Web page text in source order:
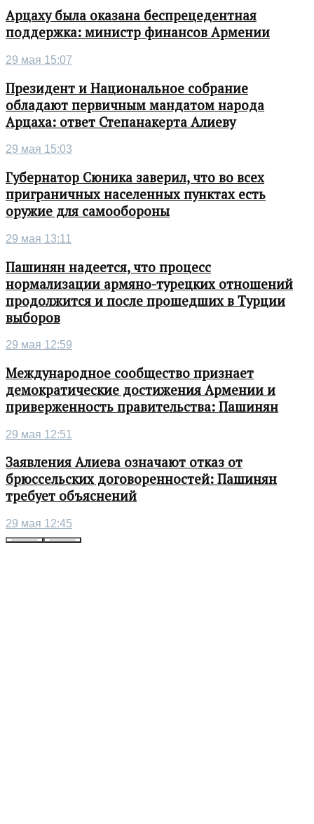
Арцаху была оказана беспрецедентная
поддержка: министр финансов Армении
29 мая 15:07
Президент и Национальное собрание
обладают первичным мандатом народа
Арцаха: ответ Степанакерта Алиеву
29 мая 15:03
Губернатор Сюника заверил, что во всех
приграничных населенных пунктах есть
оружие для самообороны
29 мая 13:11
Пашинян надеется, что процесс
нормализации армяно-турецких отношений
продолжится и после прошедших в Турции
выборов
29 мая 12:59
Международное сообщество признает
демократические достижения Армении и
приверженность правительства: Пашинян
29 мая 12:51
Заявления Алиева означают отказ от
брюссельских договоренностей: Пашинян
требует объяснений
29 мая 12:45